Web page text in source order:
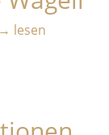
→ lesen